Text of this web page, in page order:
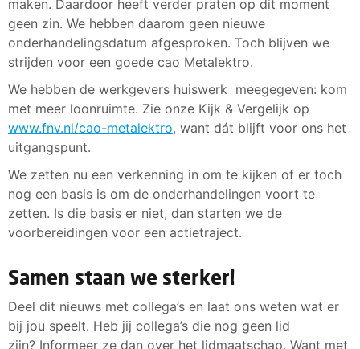
maken. Daardoor heeft verder praten op dit moment
geen zin. We hebben daarom geen nieuwe
onderhandelingsdatum afgesproken. Toch blijven we
strijden voor een goede cao Metalektro.
We hebben de werkgevers huiswerk meegegeven: kom
met meer loonruimte. Zie onze Kijk & Vergelijk op
www.fnv.nl/cao-metalektro, want dát blijft voor ons het
uitgangspunt.
We zetten nu een verkenning in om te kijken of er toch
nog een basis is om de onderhandelingen voort te
zetten. Is die basis er niet, dan starten we de
voorbereidingen voor een actietraject.
Samen staan we sterker!
Deel dit nieuws met collega’s en laat ons weten wat er
bij jou speelt. Heb jij collega’s die nog geen lid
zijn? Informeer ze dan over het lidmaatschap. Want met